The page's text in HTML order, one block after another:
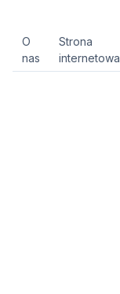
O
nas
Strona
internetowa